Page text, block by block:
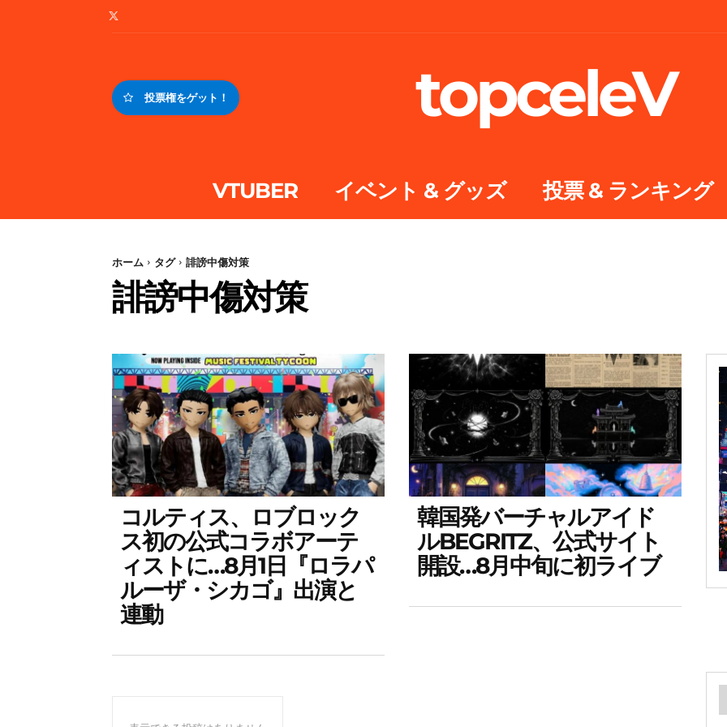
投票権をゲット！ topceleV
VTUBER イベント & グッズ 投票 & ランキング
ホーム タグ 誹謗中傷対策
誹謗中傷対策
コルティス、ロブロック
ス初の公式コラボアーテ
ィストに…8月1日『ロラパ
ルーザ・シカゴ』出演と
連動
韓国発バーチャルアイド
ルBEGRITZ、公式サイト
開設…8月中旬に初ライブ